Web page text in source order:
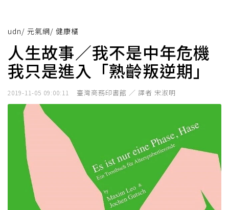
udn/ 元氣網/ 健康橘
人生故事／我不是中年危機
我只是進入「熟齡叛逆期」
2019-11-05 09:00:11 臺灣商務印書館 ／ 譯者 宋淑明